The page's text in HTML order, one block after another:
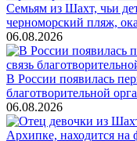
Семьям из Шахт, чьи
черноморский пляж,
06.08.2026
В России появилась
благотворительной
06.08.2026